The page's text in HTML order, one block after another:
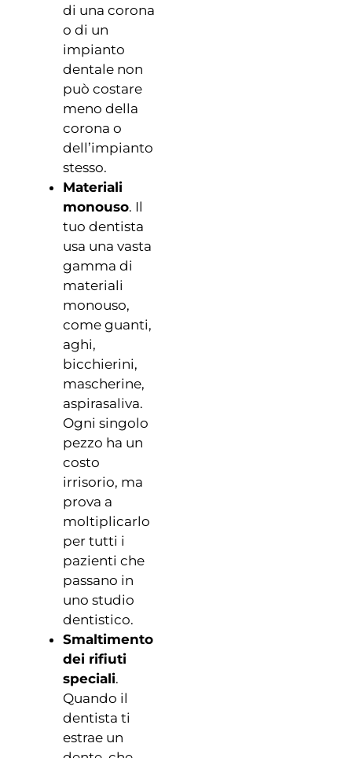
di una corona
o di un
impianto
dentale non
può costare
meno della
corona o
dell’impianto
stesso.
Materiali
monouso. Il
tuo dentista
usa una vasta
gamma di
materiali
monouso,
come guanti,
aghi,
bicchierini,
mascherine,
aspirasaliva.
Ogni singolo
pezzo ha un
costo
irrisorio, ma
prova a
moltiplicarlo
per tutti i
pazienti che
passano in
uno studio
dentistico.
Smaltimento
dei rifiuti
speciali.
Quando il
dentista ti
estrae un